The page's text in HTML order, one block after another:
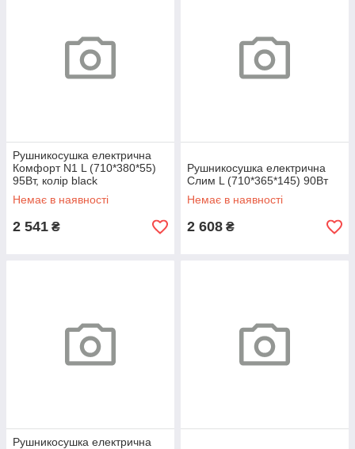
Рушникосушка електрична
Комфорт N1 L (710*380*55)
95Вт, колір black
Немає в наявності
2 541 ₴
Рушникосушка електрична
Слим L (710*365*145) 90Вт
Немає в наявності
2 608 ₴
Рушникосушка електрична